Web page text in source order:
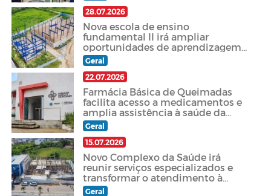
28.07.2026
Nova escola de ensino
fundamental II irá ampliar
oportunidades de aprendizagem
para estudantes de Queimadas.
Geral
22.07.2026
Farmácia Básica de Queimadas
facilita acesso a medicamentos e
amplia assistência à saúde da
população.
Geral
15.07.2026
Novo Complexo da Saúde irá
reunir serviços especializados e
transformar o atendimento à
população de Queimadas.
Geral